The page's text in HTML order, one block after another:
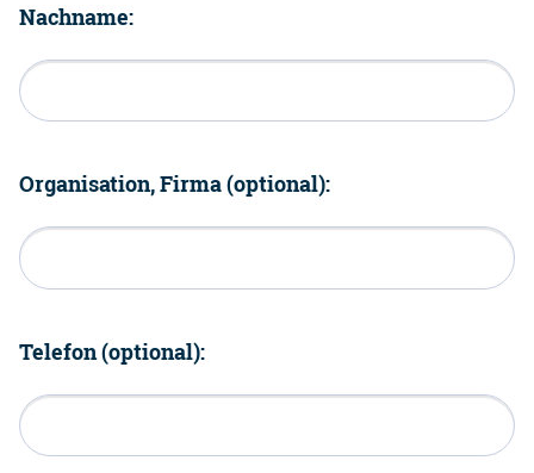
Nachname:
Organisation, Firma (optional):
Telefon (optional):